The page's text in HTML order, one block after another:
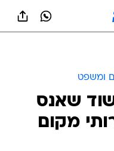
ומשפט
חשוד שאנס
19 בשירותי מקום